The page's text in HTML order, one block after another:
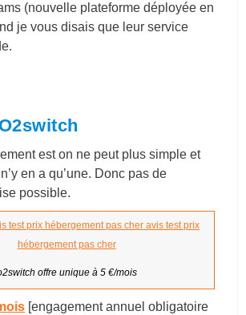
(nouvelle plateforme déployée en
je vous disais que leur service
est on ne peut plus simple et
en a qu’une. Donc pas de
possible.
offre unique à 5 €/mois
[engagement annuel obligatoire